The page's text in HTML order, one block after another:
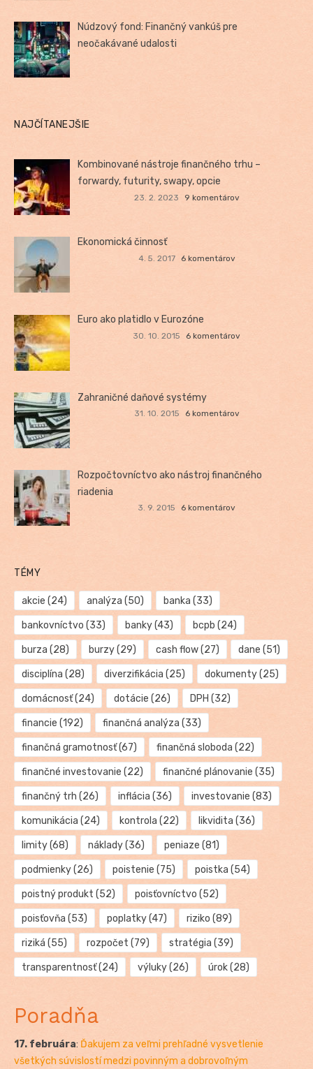
Núdzový fond: Finančný vankúš pre
neočakávané udalosti
NAJČÍTANEJŠIE
Kombinované nástroje finančného trhu –
forwardy, futurity, swapy, opcie
23. 2. 2023 9 komentárov
Ekonomická činnosť
4. 5. 2017 6 komentárov
Euro ako platidlo v Eurozóne
30. 10. 2015 6 komentárov
Zahraničné daňové systémy
31. 10. 2015 6 komentárov
Rozpočtovníctvo ako nástroj finančného
riadenia
3. 9. 2015 6 komentárov
TÉMY
akcie (24) analýza (50) banka (33)
bankovníctvo (33) banky(43) bcpb (24)
burza (28) burzy(29) cash flow(27) dane (51)
disciplína (28) diverzifikácia (25) dokumenty(25)
domácnosť(24) dotácie (26) DPH (32)
financie (192) finančná analýza (33)
finančná gramotnosť(67) finančná sloboda (22)
finančné investovanie (22) finančné plánovanie (35)
finančný trh (26) inflácia (36) investovanie (83)
komunikácia (24) kontrola (22) likvidita (36)
limity(68) náklady(36) peniaze (81)
podmienky(26) poistenie (75) poistka (54)
poistný produkt (52) poisťovníctvo (52)
poisťovňa (53) poplatky(47) riziko (89)
riziká (55) rozpočet (79) stratégia (39)
transparentnosť(24) výluky(26) úrok(28)
Poradňa
17. februára: Ďakujem za veľmi prehľadné vysvetlenie
všetkých súvislostí medzi povinným a dobrovoľným